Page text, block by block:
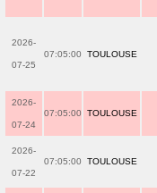
2026-
07-25
07:05:00 TOULOUSE
2026-
07-24
07:05:00 TOULOUSE
2026-
07-22
07:05:00 TOULOUSE